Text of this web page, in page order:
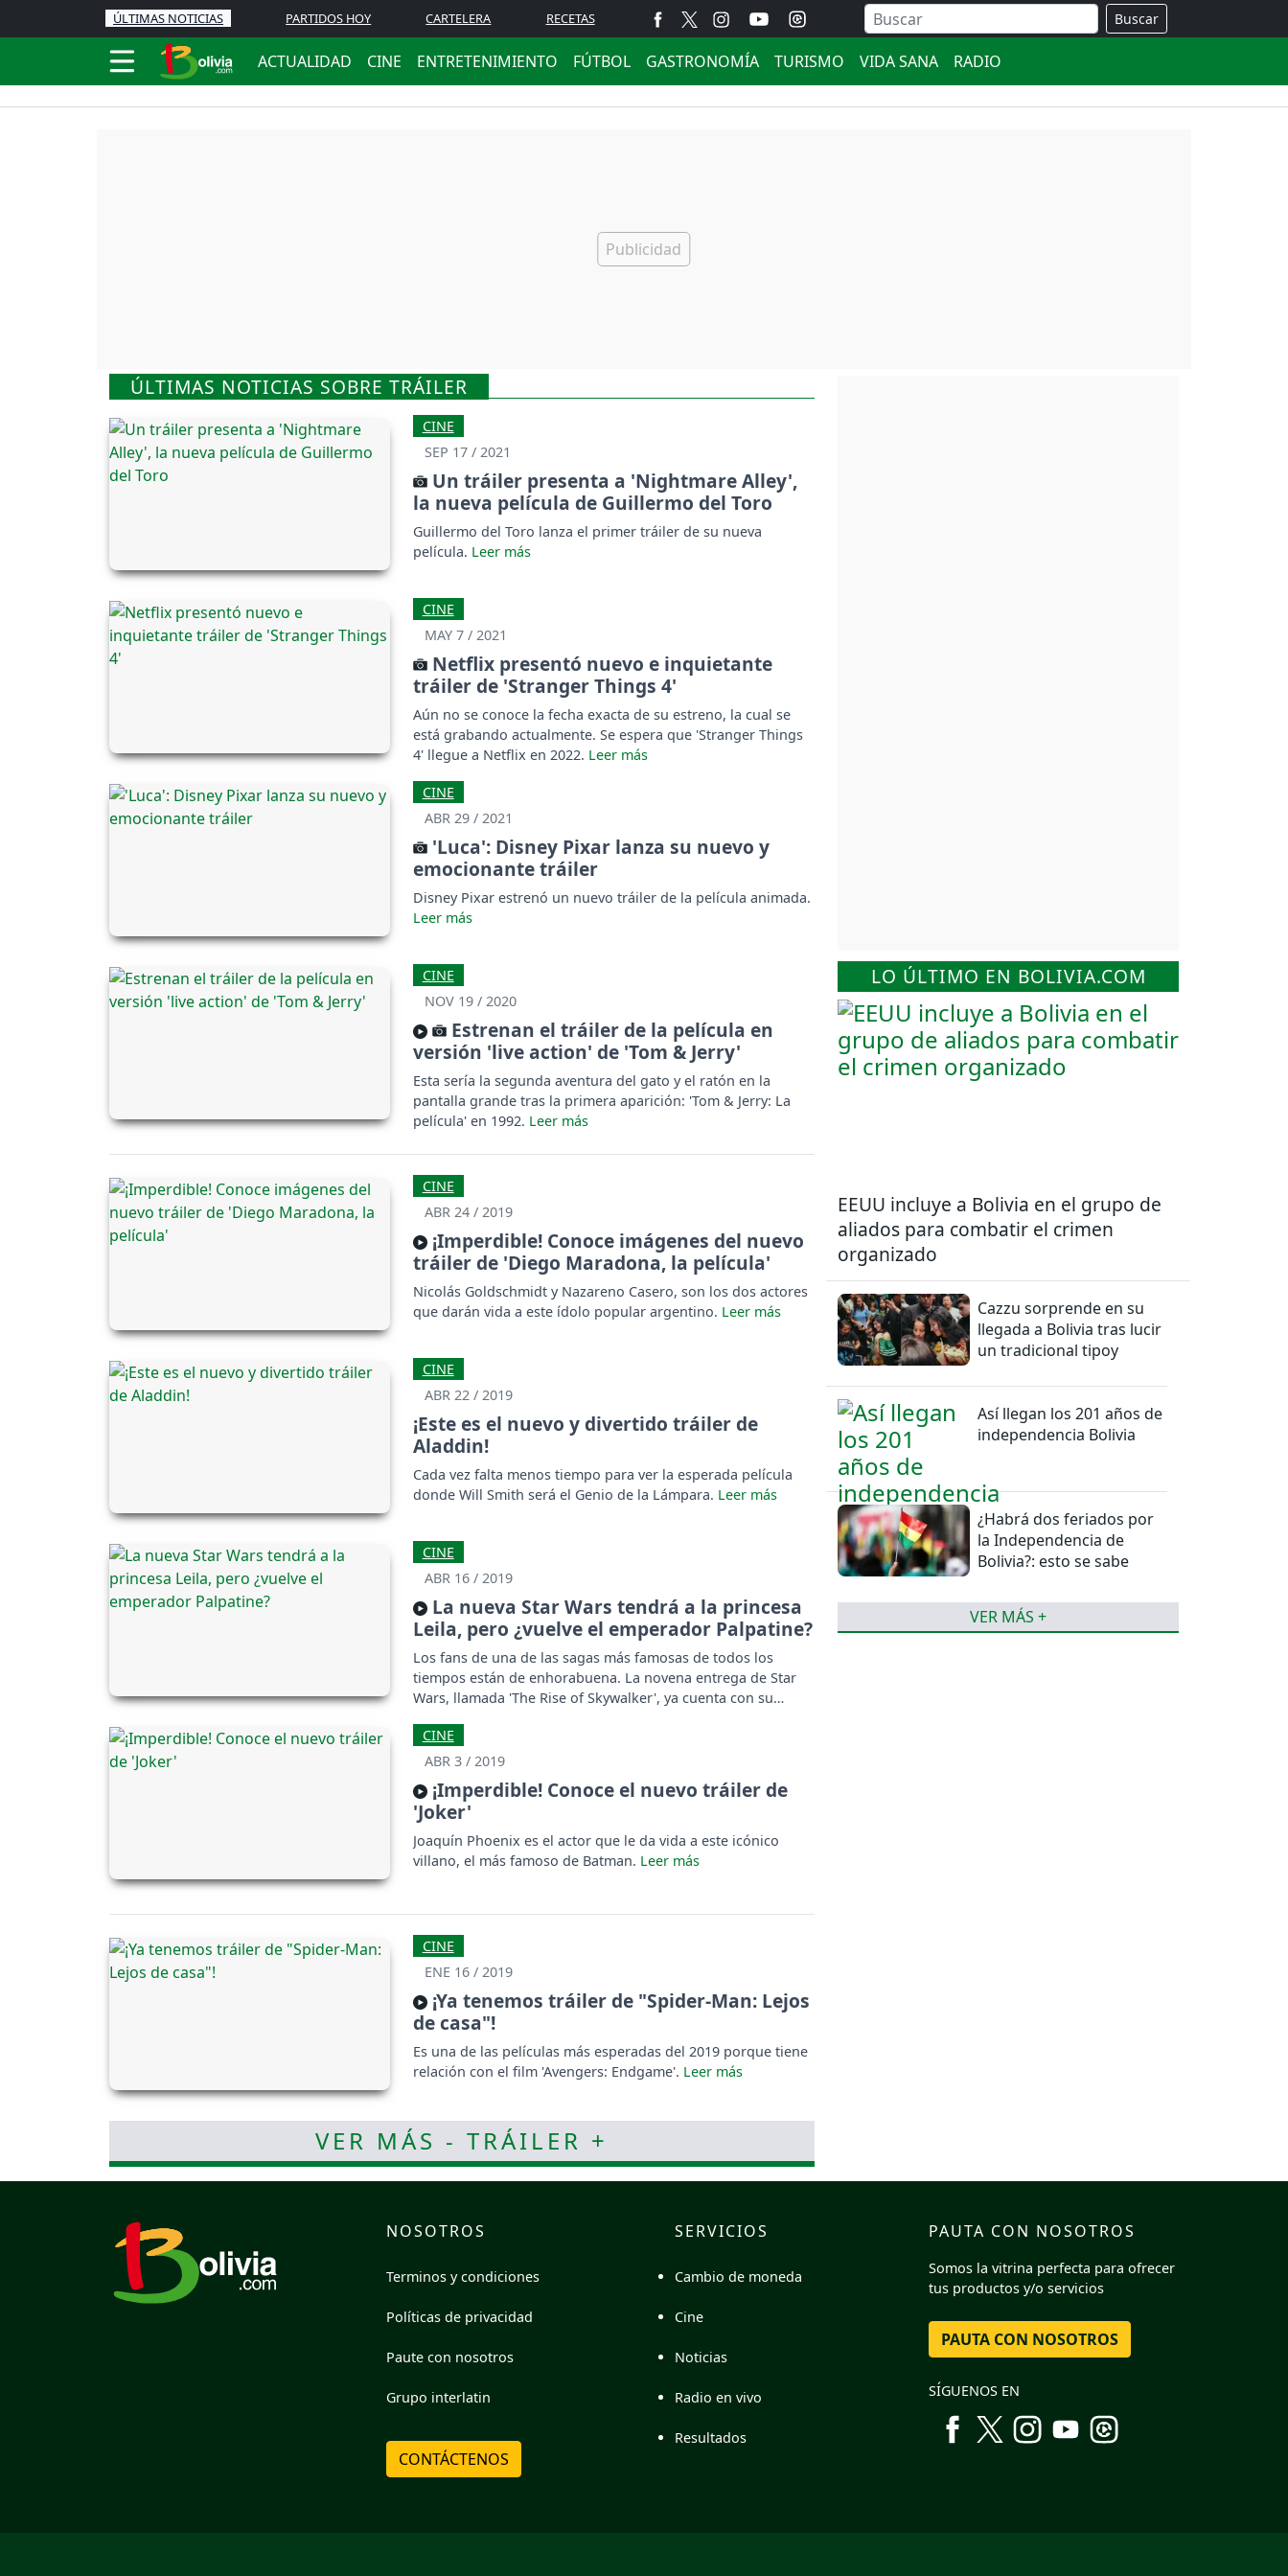
ÚLTIMAS NOTICIAS PARTIDOS HOY CARTELERA RECETAS Buscar
ACTUALIDAD CINE ENTRETENIMIENTO FÚTBOL GASTRONOMÍA TURISMO VIDA SANA RADIO
ÚLTIMAS NOTICIAS SOBRE TRÁILER
CINE
SEP 17 / 2021
Un tráiler presenta a 'Nightmare Alley',
la nueva película de Guillermo del Toro
Guillermo del Toro lanza el primer tráiler de su nueva
película.
CINE
MAY 7 / 2021
Netflix presentó nuevo e inquietante
tráiler de 'Stranger Things 4'
Aún no se conoce la fecha exacta de su estreno, la cual se
está grabando actualmente. Se espera que 'Stranger Things
4' llegue a Netflix en 2022.
CINE
ABR 29 / 2021
'Luca': Disney Pixar lanza su nuevo y
emocionante tráiler
Disney Pixar estrenó un nuevo tráiler de la película animada.
CINE
NOV 19 / 2020
Estrenan el tráiler de la película en
versión 'live action' de 'Tom & Jerry'
Esta sería la segunda aventura del gato y el ratón en la
pantalla grande tras la primera aparición: 'Tom & Jerry: La
película' en 1992.
CINE
ABR 24 / 2019
¡Imperdible! Conoce imágenes del nuevo
tráiler de 'Diego Maradona, la película'
Nicolás Goldschmidt y Nazareno Casero, son los dos actores
que darán vida a este ídolo popular argentino.
CINE
ABR 22 / 2019
¡Este es el nuevo y divertido tráiler de
Aladdin!
Cada vez falta menos tiempo para ver la esperada película
donde Will Smith será el Genio de la Lámpara.
CINE
ABR 16 / 2019
La nueva Star Wars tendrá a la princesa
Leila, pero ¿vuelve el emperador Palpatine?
Los fans de una de las sagas más famosas de todos los
tiempos están de enhorabuena. La novena entrega de Star
Wars, llamada 'The Rise of Skywalker', ya cuenta con su
CINE
ABR 3 / 2019
¡Imperdible! Conoce el nuevo tráiler de
'Joker'
Joaquín Phoenix es el actor que le da vida a este icónico
villano, el más famoso de Batman.
CINE
ENE 16 / 2019
¡Ya tenemos tráiler de "Spider-Man: Lejos
de casa"!
Es una de las películas más esperadas del 2019 porque tiene
relación con el film 'Avengers: Endgame'.
VER MÁS - TRÁILER +
LO ÚLTIMO EN BOLIVIA.COM
EEUU incluye a Bolivia en el grupo de
aliados para combatir el crimen
organizado
Cazzu sorprende en su
llegada a Bolivia tras lucir
un tradicional tipoy
Así llegan los 201 años de
independencia Bolivia
¿Habrá dos feriados por
la Independencia de
Bolivia?: esto se sabe
VER MÁS +
NOSOTROS
Terminos y condiciones
Políticas de privacidad
Paute con nosotros
Grupo interlatin
CONTÁCTENOS
SERVICIOS
Cambio de moneda
Cine
Noticias
Radio en vivo
Resultados
PAUTA CON NOSOTROS
Somos la vitrina perfecta para ofrecer
tus productos y/o servicios
PAUTA CON NOSOTROS
SÍGUENOS EN